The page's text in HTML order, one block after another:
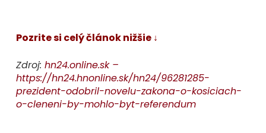
Pozrite si celý článok nižšie ↓
Zdroj: hn24.online.sk –
https://hn24.hnonline.sk/hn24/96281285-
prezident-odobril-novelu-zakona-o-kosiciach-
o-cleneni-by-mohlo-byt-referendum